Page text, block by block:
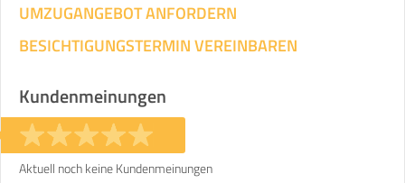
UMZUGANGEBOT ANFORDERN
BESICHTIGUNGSTERMIN VEREINBAREN
Kundenmeinungen
Aktuell noch keine Kundenmeinungen